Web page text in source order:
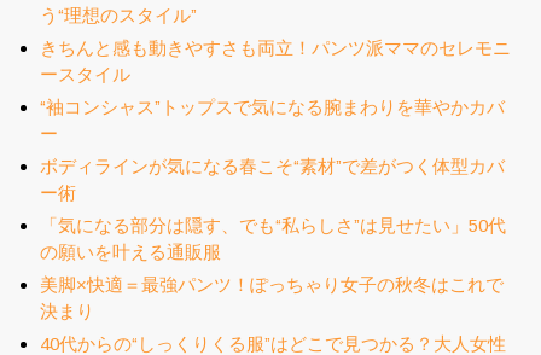
う“理想のスタイル”
きちんと感も動きやすさも両立！パンツ派ママのセレモニ
ースタイル
“袖コンシャス”トップスで気になる腕まわりを華やかカバ
ー
ボディラインが気になる春こそ“素材”で差がつく体型カバ
ー術
「気になる部分は隠す、でも“私らしさ”は見せたい」50代
の願いを叶える通販服
美脚×快適＝最強パンツ！ぽっちゃり女子の秋冬はこれで
決まり
40代からの“しっくりくる服”はどこで見つかる？大人女性